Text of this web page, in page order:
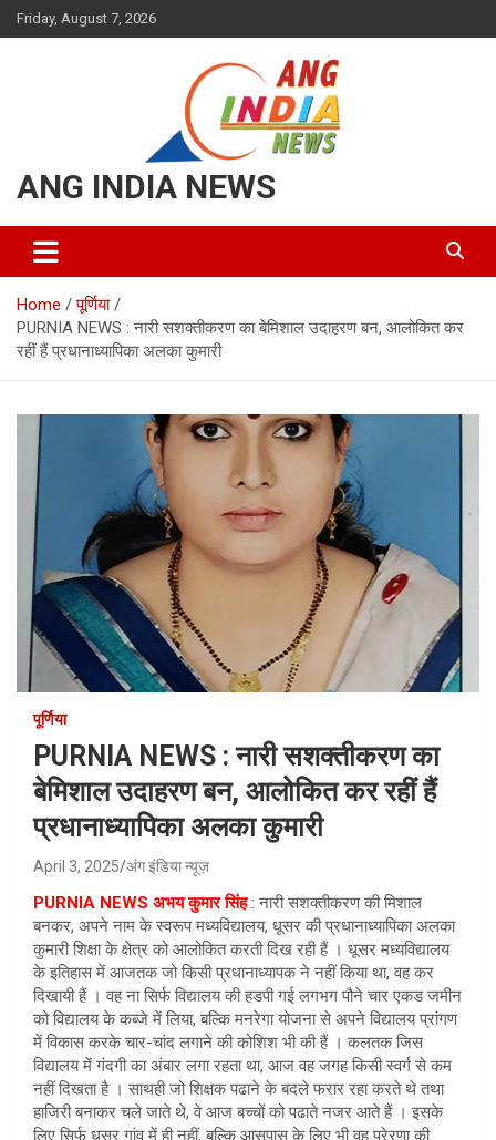
Skip
to
Friday, August 7, 2026
ANG INDIA NEWS
Home
पूर्णिया
PURNIA NEWS : नारी सशक्तीकरण का बेमिशाल उदाहरण बन, आलोकित कर
रहीं हैं प्रधानाध्यापिका अलका कुमारी
पूर्णिया
PURNIA NEWS : नारी सशक्तीकरण का
बेमिशाल उदाहरण बन, आलोकित कर रहीं हैं
प्रधानाध्यापिका अलका कुमारी
April 3, 2025 अंग इंडिया न्यूज़
PURNIA NEWS अभय कुमार सिंह: नारी सशक्तीकरण की मिशाल
बनकर, अपने नाम के स्वरूप मध्यविद्यालय, धूसर की प्रधानाध्यापिका अलका
कुमारी शिक्षा के क्षेत्र को आलोकित करती दिख रही हैं । धूसर मध्यविद्यालय
के इतिहास में आजतक जो किसी प्रधानाध्यापक ने नहीं किया था, वह कर
दिखायी हैं । वह ना सिर्फ विद्यालय की हडपी गई लगभग पौने चार एकड जमीन
को विद्यालय के कब्जे में लिया, बल्कि मनरेगा योजना से अपने विद्यालय प्रांगण
में विकास करके चार-चांद लगाने की कोशिश भी की हैं । कलतक जिस
विद्यालय में गंदगी का अंबार लगा रहता था, आज वह जगह किसी स्वर्ग से कम
नहीं दिखता है । साथही जो शिक्षक पढाने के बदले फरार रहा करते थे तथा
हाजिरी बनाकर चले जाते थे, वे आज बच्चों को पढाते नजर आते हैं । इसके
लिए सिर्फ धूसर गांव में ही नहीं, बल्कि आसपास के लिए भी वह प्रेरणा की